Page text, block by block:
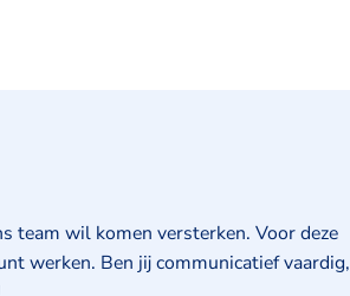
team wil komen versterken. Voor deze
werken. Ben jij communicatief vaardig,